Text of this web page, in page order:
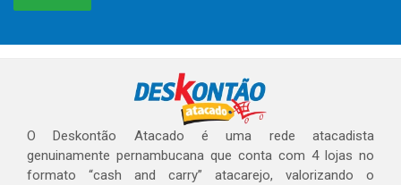
O Deskontão Atacado é uma rede atacadista
genuinamente pernambucana que conta com 4 lojas no
formato “cash and carry” atacarejo, valorizando o